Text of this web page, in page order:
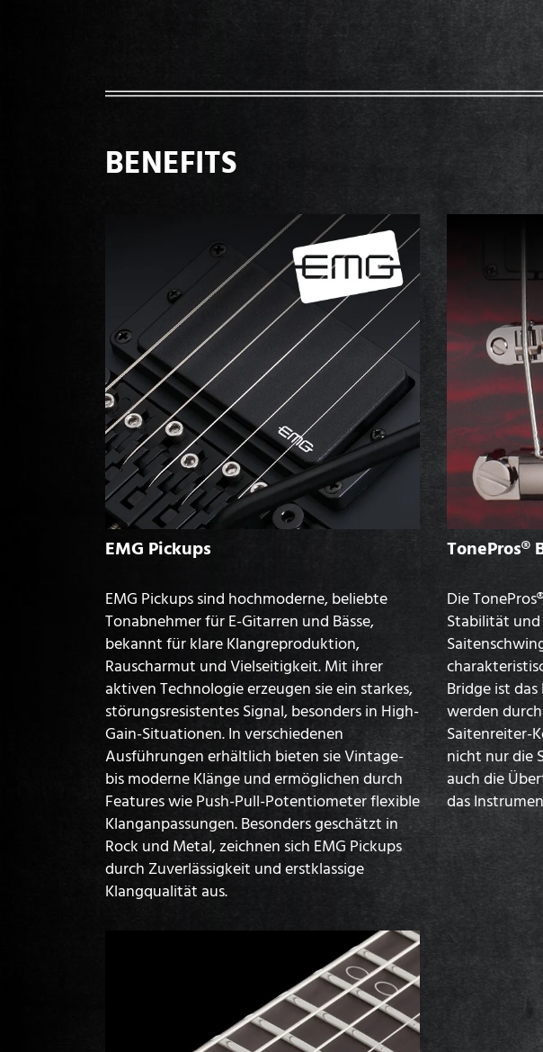
BENEFITS
EMG Pickups
EMG Pickups sind hochmoderne, beliebte
Tonabnehmer für E-Gitarren und Bässe,
bekannt für klare Klangreproduktion,
Rauscharmut und Vielseitigkeit. Mit ihrer
aktiven Technologie erzeugen sie ein starkes,
störungsresistentes Signal, besonders in High-
Gain-Situationen. In verschiedenen
Ausführungen erhältlich bieten sie Vintage-
bis moderne Klänge und ermöglichen durch
Features wie Push-Pull-Potentiometer flexible
Klanganpassungen. Besonders geschätzt in
Rock und Metal, zeichnen sich EMG Pickups
durch Zuverlässigkeit und erstklassige
Klangqualität aus.
TonePros®
Die
Stabilität
Bridge ist
werden
Saitenreiter-
nicht nur die
auch die
das